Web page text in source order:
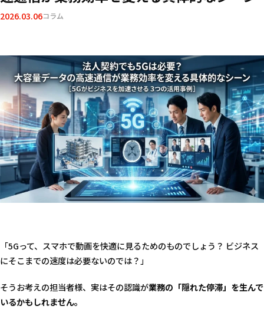
2026.03.06コラム
「5Gって、スマホで動画を快適に見るためのものでしょう？ ビジネス
にそこまでの速度は必要ないのでは？」
そうお考えの担当者様、実はその認識が業務の「隠れた停滞」を生んで
いるかもしれません。